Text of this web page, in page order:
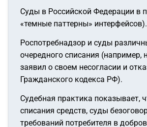
Суды в Российской Федерации в
«темные паттерны» интерфейсов).
Роспотребнадзор и суды
очередного списания (например,
заявил о своем несогласии и
Гражданского кодекса РФ).
Судебная практика показывает,
списания средств, суды
требований потребителя в